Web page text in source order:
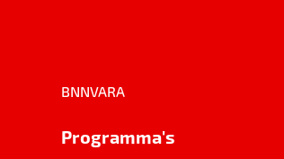
BNNVARA
Programma's